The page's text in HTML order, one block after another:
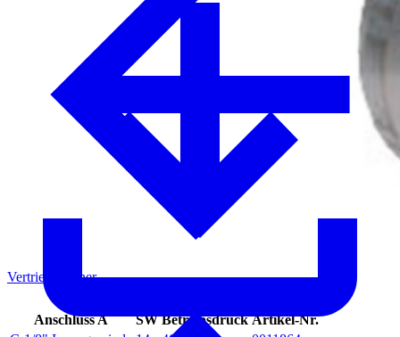
Anschluss A SW Betriebsdruck Artikel-Nr.
Vertriebspartner